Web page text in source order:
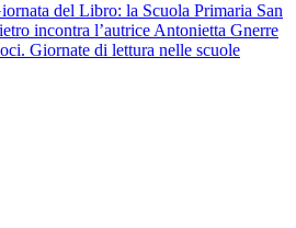
del Libro: la Scuola Primaria San
incontra l’autrice Antonietta Gnerre
Giornate di lettura nelle scuole